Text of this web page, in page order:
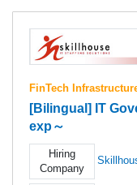
FinTech
[Bilingual] IT
exp～
Hiring
Company